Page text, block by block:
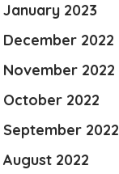
January 2023
December 2022
November 2022
October 2022
September 2022
August 2022